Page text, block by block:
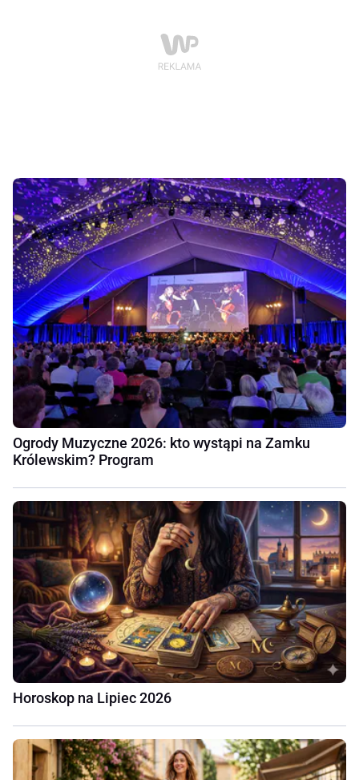
Ogrody Muzyczne 2026: kto wystąpi na Zamku
Królewskim? Program
Horoskop na Lipiec 2026